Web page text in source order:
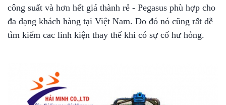
công suất và hơn hết giá thành rẻ - Pegasus phù hợp cho
đa dạng khách hàng tại Việt Nam. Do đó nó cũng rất dễ
tìm kiếm cac linh kiện thay thế khi có sự cố hư hỏng.